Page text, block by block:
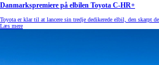
Danmarkspremiere på elbilen Toyota C-HR+
Toyota er klar til at lancere sin tredje dedikerede elbil, den skarpt
Læs mere